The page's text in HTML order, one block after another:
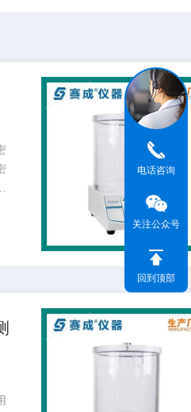
电话咨询
关注公众号
回到顶部